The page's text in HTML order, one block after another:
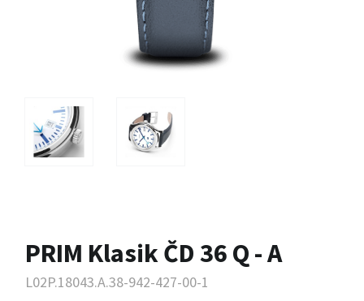
PRIM Klasik ČD 36 Q - A
L02P.18043.A.38-942-427-00-1